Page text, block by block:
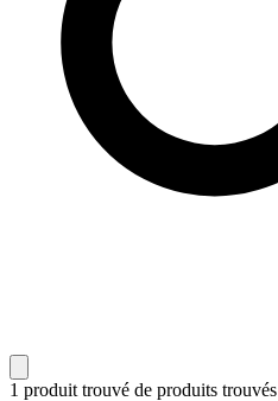
1 produit trouvé de produits trouvés